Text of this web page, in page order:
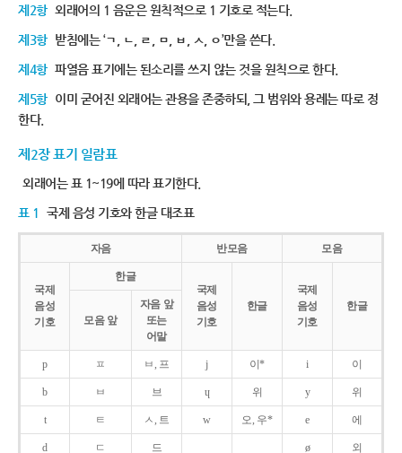
제2항 외래어의 1 음운은 원칙적으로 1 기호로 적는다.
제3항 받침에는 ‘ㄱ, ㄴ, ㄹ, ㅁ, ㅂ, ㅅ, ㅇ’만을 쓴다.
제4항 파열음 표기에는 된소리를 쓰지 않는 것을 원칙으로 한다.
제5항 이미 굳어진 외래어는 관용을 존중하되, 그 범위와 용례는 따로 정
한다.
제2장 표기 일람표
외래어는 표 1~19에 따라 표기한다.
표 1 국제 음성 기호와 한글 대조표
자음 반모음 모음
국제
음성
기호
한글
국제
음성
기호
한글
국제
음성
기호
한글
모음 앞
자음 앞
또는
어말
p ㅍ ㅂ, 프 j 이* i 이
b ㅂ 브 ɥ 위 y 위
t ㅌ ㅅ, 트 w 오, 우* e 에
d ㄷ 드 ø 외